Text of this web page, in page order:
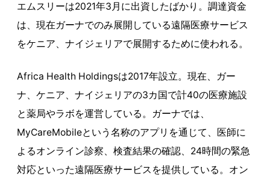
エムスリーは2021年3月に出資したばかり。調達資金
は、現在ガーナでのみ展開している遠隔医療サービス
をケニア、ナイジェリアで展開するために使われる。
Africa Health Holdingsは2017年設立。現在、ガー
ナ、ケニア、ナイジェリアの3カ国で計40の医療施設
と薬局やラボを運営している。ガーナでは、
MyCareMobileという名称のアプリを通じて、医師に
よるオンライン診察、検査結果の確認、24時間の緊急
対応といった遠隔医療サービスを提供している。オン